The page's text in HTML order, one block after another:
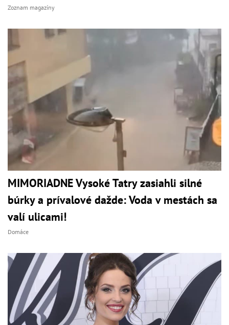
Zoznam magazíny
MIMORIADNE Vysoké Tatry zasiahli silné
búrky a prívalové dažde: Voda v mestách sa
valí ulicami!
Domáce